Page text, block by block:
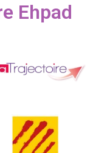
Ehpad